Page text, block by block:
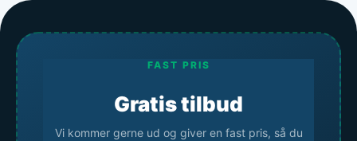
FAST PRIS
Gratis tilbud
Vi kommer gerne ud og giver en fast pris, så du